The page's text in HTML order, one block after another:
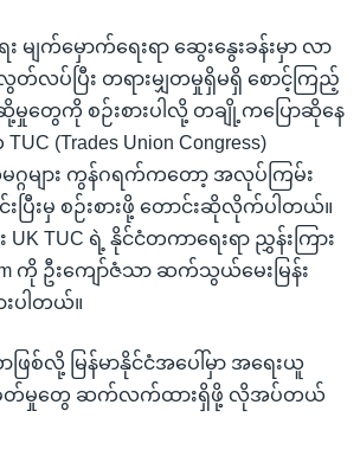
မျက်မှောက်ရေးရာ ဆွေးနွေးခန်းမှာ လာ
လပ်ပြီး တရားမျှတမှုရှိမရှိ စောင့်ကြည့်
မှုတွေကို စဉ်းစားပါလို့ တချို့ကပြောဆိုနေ
(Trades Union Congress)
ဂ္ဂများ ကွန်ဂရက်ကတော့ အလုပ်ကြမ်း
ပြီးမှ စဉ်းစားဖို့ တောင်းဆိုလိုက်ပါတယ်။
TUC ရဲ့ နိုင်ငံတကာရေးရာ ညွှန်းကြား
ကို ဦးကျော်ဇံသာ ဆက်သွယ်မေးမြန်း
ပါတယ်။
ဖြစ်လို့ မြန်မာနိုင်ငံအပေါ်မှာ အရေးယူ
တ်မှုတွေ ဆက်လက်ထားရှိဖို့ လိုအပ်တယ်